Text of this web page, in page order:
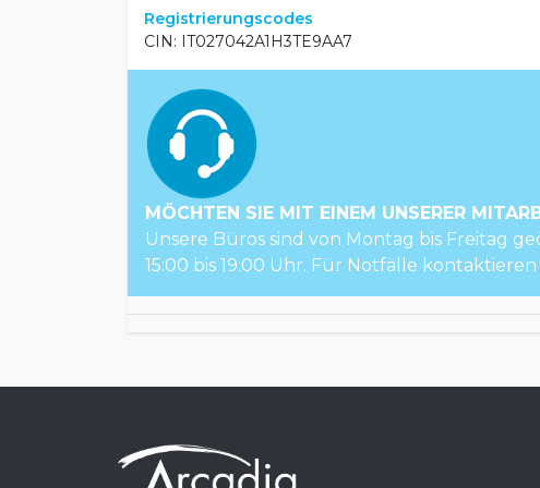
Registrierungscodes
CIN: IT027042A1H3TE9AA7
MÖCHTEN SIE MIT EINEM UNSERER
Unsere Büros sind von Montag bis Freitag
15:00 bis 19:00 Uhr. Für Notfälle kontaktieren